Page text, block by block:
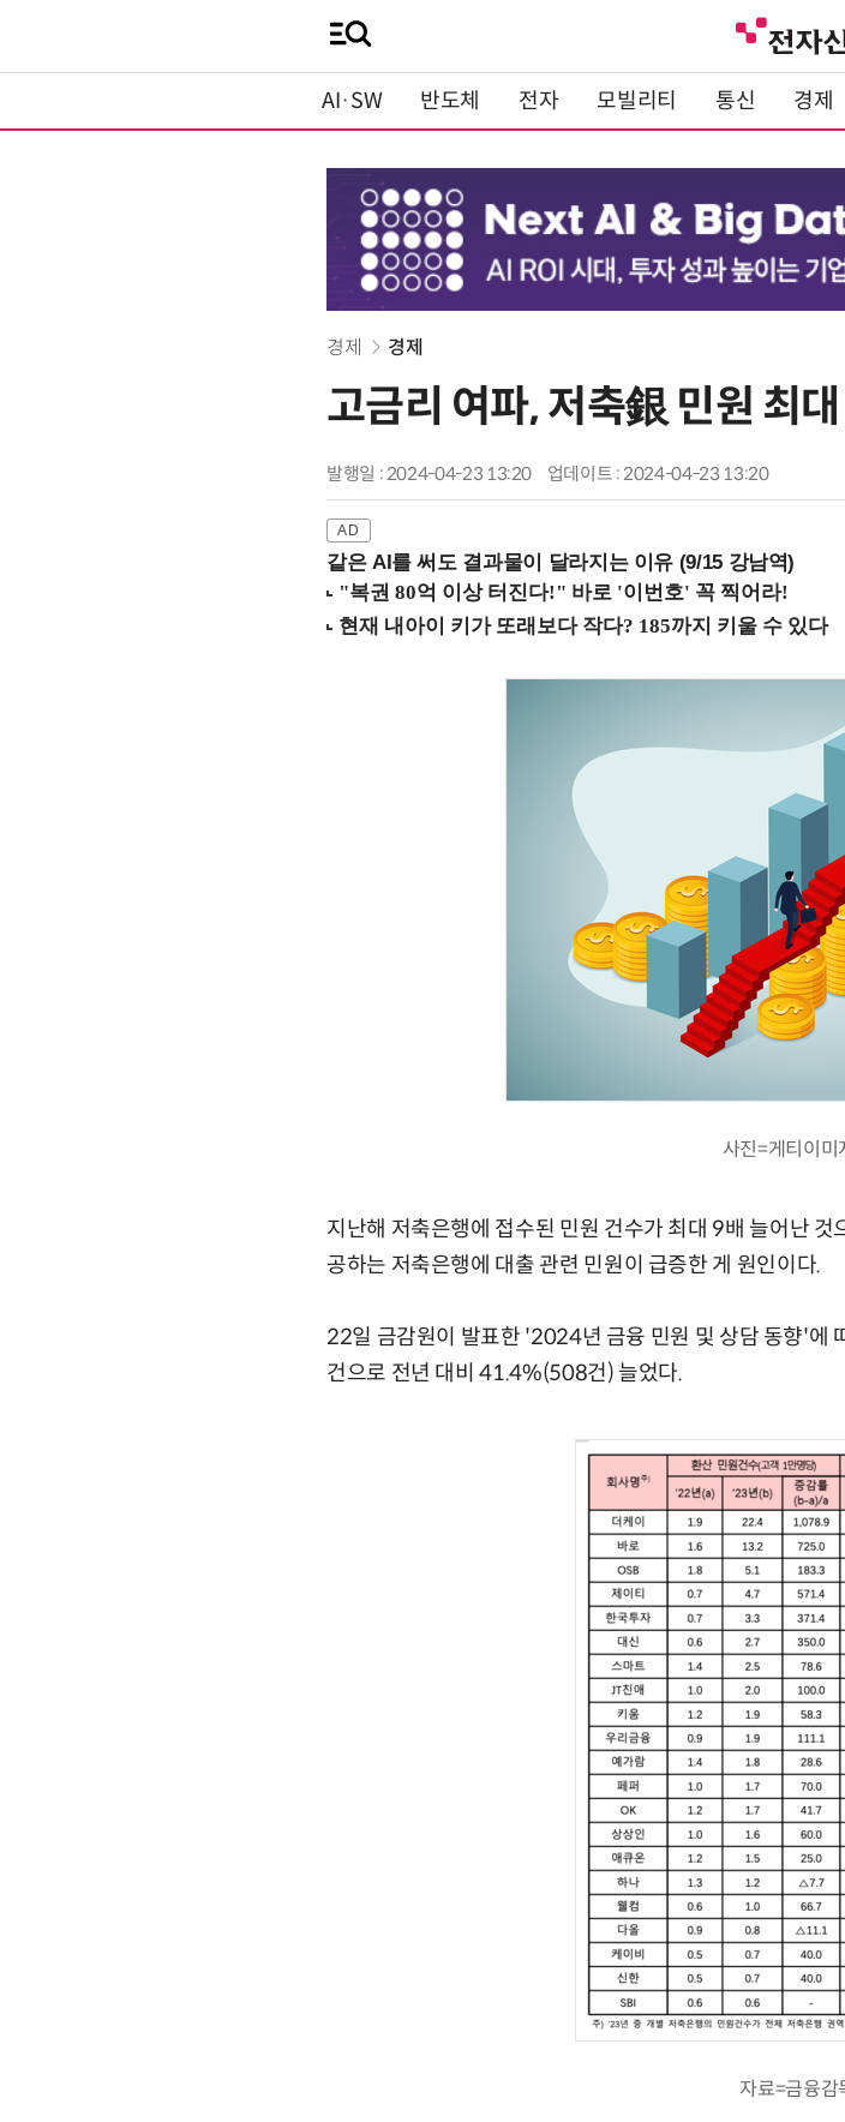
AI·SW 반도체 전자 모빌리티 통신 경제
경제 경제
고금리 여파, 저축銀 민원 최
발행일 : 2024-04-23 13:20 업데이트 : 2024-04-23 13:20
같은 AI를 써도 결과물이 달라지는 이유 (9/15 강남역)
사진=게티이미
지난해 저축은행에 접수된 민원 건수가 최대 9배 늘어난 것
공하는 저축은행에 대출 관련 민원이 급증한 게 원인이다.
22일 금감원이 발표한 '2024년 금융 민원 및 상담 동향'에
건으로 전년 대비 41.4%(508건) 늘었다.
자료=금융감